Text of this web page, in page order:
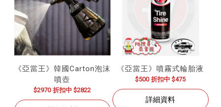
《亞當王》韓國Carton泡沫
噴壺
$2970 折扣中 $2822
《亞當王》噴霧式輪胎液
$500 折扣中 $475
詳細資料